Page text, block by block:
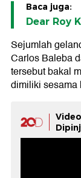
Baca juga:
Dear Roy
Sejumlah
Carlos Baleba
tersebut bakal
dimiliki sesama